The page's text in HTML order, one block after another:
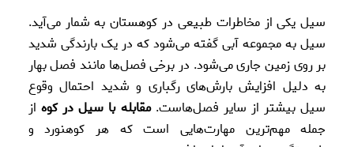
سیل یکی از مخاطرات طبیعی در کوهستان به شمار می‌آید.
سیل به مجموعه آبی گفته می‌شود که در یک بارندگی شدید
بر روی زمین جاری می‌شود. در برخی فصل‌ها مانند فصل بهار
به دلیل افزایش بارش‌های رگباری و شدید احتمال وقوع
سیل بیشتر از سایر فصل‌هاست.مقابله با سیل در کوهاز
جمله مهم‌ترین مهارت‌هایی است که هر کوهنورد و